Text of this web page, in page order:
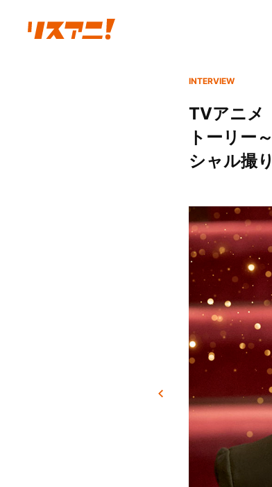
INTERVIEW
TVアニメ
トーリー
シャル撮